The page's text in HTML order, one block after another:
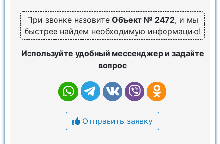
При звонке назовите Объект № 2472, и мы
быстрее найдем необходимую информацию!
Используйте удобный мессенджер и задайте
вопрос
Отправить заявку